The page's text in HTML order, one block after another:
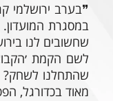
❞בערב ירושלמי
במסגרת
שחשובים לנו
לשם הקמת
שהתחלנו לשחק?
מאוד בכדורגל,